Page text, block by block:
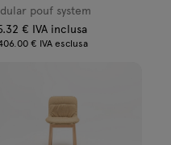
pouf system
€ IVA inclusa
€ IVA esclusa